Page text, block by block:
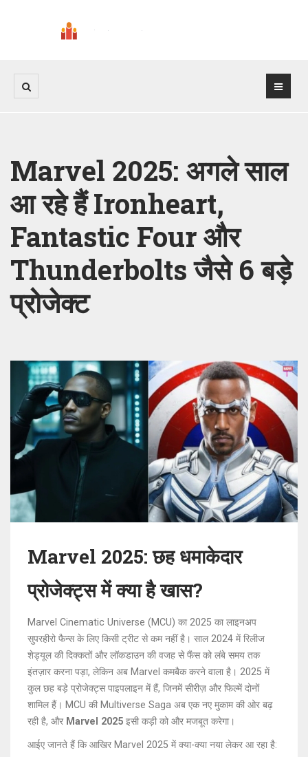
Marvel 2025: अगले साल
आ रहे हैं Ironheart,
Fantastic Four और
Thunderbolts जैसे 6 बड़े
प्रोजेक्ट
Marvel 2025: छह धमाकेदार
प्रोजेक्ट्स में क्या है खास?
Marvel Cinematic Universe (MCU) का 2025 का लाइनअप
सुपरहीरो फैन्स के लिए किसी ट्रीट से कम नहीं है। साल 2024 में रिलीज
शेड्यूल की दिक्कतों और लॉकडाउन की वजह से फैंस को लंबे समय तक
इंतज़ार करना पड़ा, लेकिन अब Marvel कमबैक करने वाला है। 2025 में
कुल छह बड़े प्रोजेक्ट्स पाइपलाइन में हैं, जिनमें सीरीज़ और फिल्में दोनों
शामिल हैं। MCU की Multiverse Saga अब एक नए मुकाम की ओर बढ़
रही है, और Marvel 2025 इसी कड़ी को और मजबूत करेगा।
आईए जानते हैं कि आखिर Marvel 2025 में क्या-क्या नया लेकर आ रहा है: